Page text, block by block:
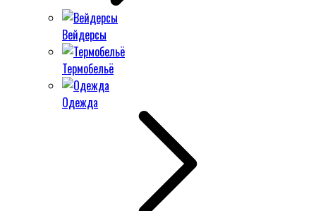
Вейдерсы
Термобельё
Одежда